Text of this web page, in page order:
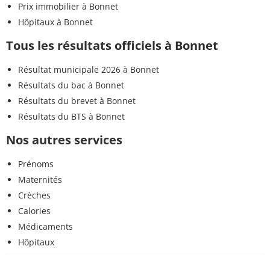
Prix immobilier à Bonnet
Hôpitaux à Bonnet
Tous les résultats officiels à Bonnet
Résultat municipale 2026 à Bonnet
Résultats du bac à Bonnet
Résultats du brevet à Bonnet
Résultats du BTS à Bonnet
Nos autres services
Prénoms
Maternités
Crèches
Calories
Médicaments
Hôpitaux